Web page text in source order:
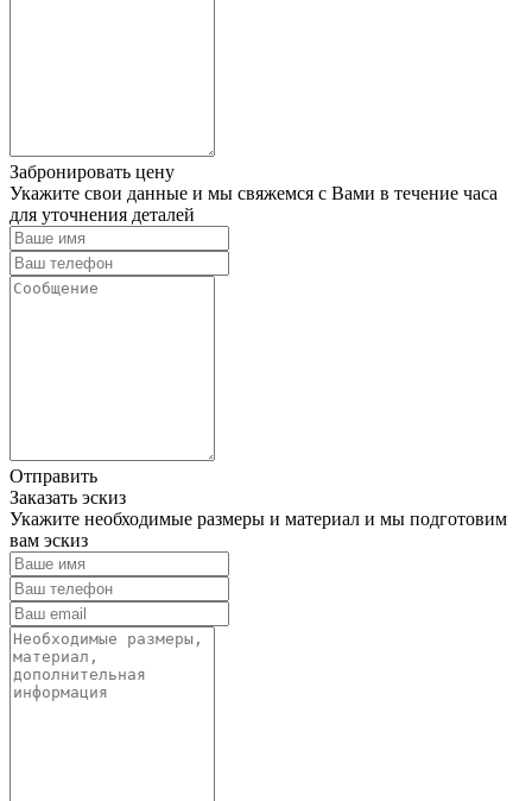
Забронировать цену
Укажите свои данные и мы свяжемся с Вами в течение часа
для уточнения деталей
Отправить
Заказать эскиз
Укажите необходимые размеры и материал и мы подготовим
вам эскиз